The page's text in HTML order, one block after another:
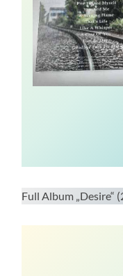
Full Album „Desire“